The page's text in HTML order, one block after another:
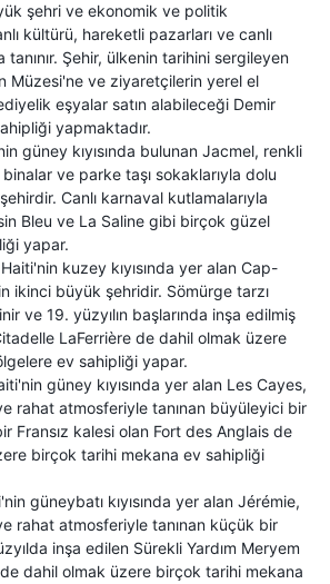
şehri ve ekonomik ve politik
kültürü, hareketli pazarları ve canlı
tanınır. Şehir, ülkenin tarihini sergileyen
Müzesi'ne ve ziyaretçilerin yerel el
eşyalar satın alabileceği Demir
yapmaktadır.
güney kıyısında bulunan Jacmel, renkli
ve parke taşı sokaklarıyla dolu
Canlı karnaval kutlamalarıyla
Bleu ve La Saline gibi birçok güzel
yapar.
Haiti'nin kuzey kıyısında yer alan Cap-
ikinci büyük şehridir. Sömürge tarzı
ve 19. yüzyılın başlarında inşa edilmiş
LaFerrière de dahil olmak üzere
ev sahipliği yapar.
güney kıyısında yer alan Les Cayes,
rahat atmosferiyle tanınan büyüleyici bir
Fransız kalesi olan Fort des Anglais de
birçok tarihi mekana ev sahipliği
güneybatı kıyısında yer alan Jérémie,
rahat atmosferiyle tanınan küçük bir
inşa edilen Sürekli Yardım Meryem
dahil olmak üzere birçok tarihi mekana